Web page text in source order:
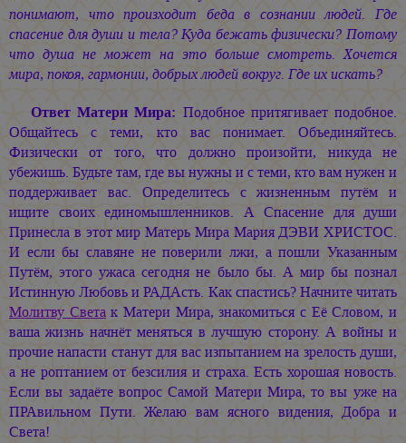
понимают, что произходит беда в сознании людей. Где
спасение для души и тела? Куда бежать физически? Потому
что душа не может на это больше смотреть. Хочется
мира, покоя, гармонии, добрых людей вокруг. Где их искать?
Ответ Матери Мира: Подобное притягивает подобное.
Общайтесь с теми, кто вас понимает. Объединяйтесь.
Физически от того, что должно произойти, никуда не
убежишь. Будьте там, где вы нужны и с теми, кто вам нужен и
поддерживает вас. Определитесь с жизненным путём и
ищите своих единомышленников. А Спасение для души
Принесла в этот мир Матерь Мира Мария ДЭВИ ХРИСТОС.
И если бы славяне не поверили лжи, а пошли Указанным
Путём, этого ужаса сегодня не было бы. А мир бы познал
Истинную Любовь и РАДАсть. Как спастись? Начните читать
Молитву Светак Матери Мира, знакомиться с Её Словом, и
ваша жизнь начнёт меняться в лучшую сторону. А войны и
прочие напасти станут для вас изпытанием на зрелость души,
а не роптанием от безсилия и страха. Есть хорошая новость.
Если вы задаёте вопрос Самой Матери Мира, то вы уже на
ПРАвильном Пути. Желаю вам ясного видения, Добра и
Света!